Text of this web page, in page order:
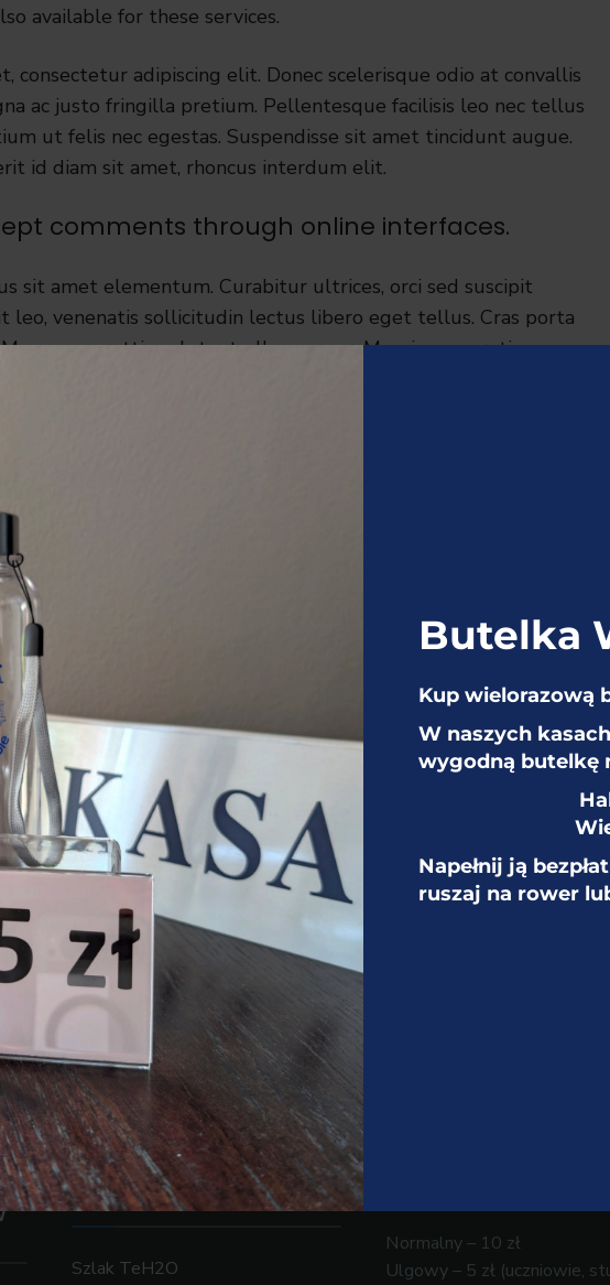
available for these services.
consectetur adipiscing elit. Donec scelerisque odio at convallis
ac justo fringilla pretium. Pellentesque facilisis leo nec tellus
ut felis nec egestas. Suspendisse sit amet tincidunt augue.
id diam sit amet, rhoncus interdum elit.
comments through online interfaces.
sit amet elementum. Curabitur ultrices, orci sed suscipit
leo, venenatis sollicitudin lectus libero eget tellus. Cras porta
mattis volutpat ullamcorper. Mauris non pretium
Z czym połączyć
zwiedzanie?
Szlak TeH2O
Normalny – 10 zł
Ulgowy – 5 zł (uczniowie,
Butelka
Kup wielorazową
W naszych
wygodną butelkę
Napełnij ją
ruszaj na rower